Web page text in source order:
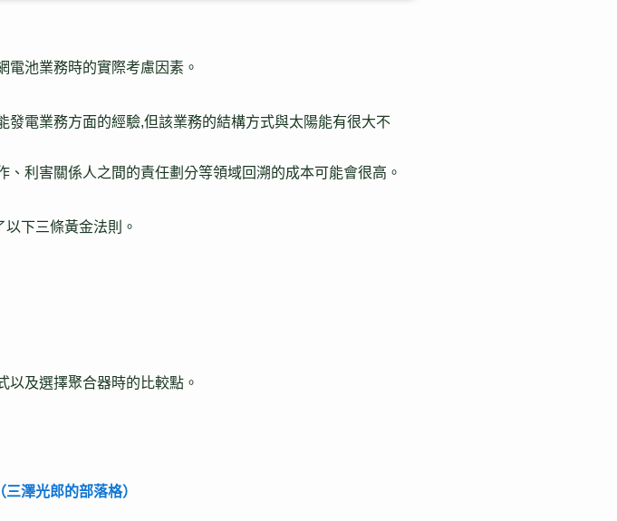
電池業務時的實際考慮因素。
電業務方面的經驗,但該業務的結構方式與太陽能有很大不
利害關係人之間的責任劃分等領域回溯的成本可能會很高。
下三條黃金法則。
以及選擇聚合器時的比較點。
澤光郎的部落格）